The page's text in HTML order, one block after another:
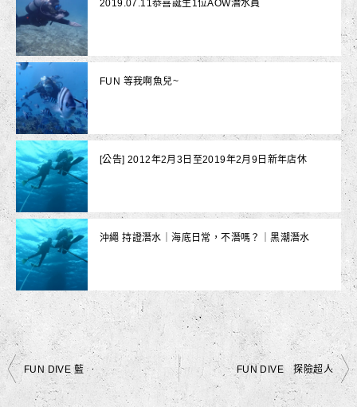
2019.07.11恭喜誕生1位AOW潛水員
FUN 等我啊魚兒~
[公告] 2012年2月3日至2019年2月9日新年店休
沖繩 持證潛水｜海底日常，不潛嗎？｜黑潮潛水
文
章
FUN DIVE 藍 FUN DIVE 探險超人